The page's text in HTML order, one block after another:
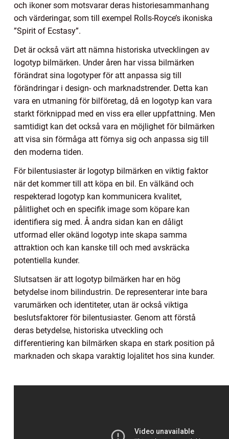
och ikoner som motsvarar deras historiesammanhang
och värderingar, som till exempel Rolls-Royce’s ikoniska
”Spirit of Ecstasy”.
Det är också värt att nämna historiska utvecklingen av
logotyp bilmärken. Under åren har vissa bilmärken
förändrat sina logotyper för att anpassa sig till
förändringar i design- och marknadstrender. Detta kan
vara en utmaning för bilföretag, då en logotyp kan vara
starkt förknippad med en viss era eller uppfattning. Men
samtidigt kan det också vara en möjlighet för bilmärken
att visa sin förmåga att förnya sig och anpassa sig till
den moderna tiden.
För bilentusiaster är logotyp bilmärken en viktig faktor
när det kommer till att köpa en bil. En välkänd och
respekterad logotyp kan kommunicera kvalitet,
pålitlighet och en specifik image som köpare kan
identifiera sig med. Å andra sidan kan en dåligt
utformad eller okänd logotyp inte skapa samma
attraktion och kan kanske till och med avskräcka
potentiella kunder.
Slutsatsen är att logotyp bilmärken har en hög
betydelse inom bilindustrin. De representerar inte bara
varumärken och identiteter, utan är också viktiga
beslutsfaktorer för bilentusiaster. Genom att förstå
deras betydelse, historiska utveckling och
differentiering kan bilmärken skapa en stark position på
marknaden och skapa varaktig lojalitet hos sina kunder.